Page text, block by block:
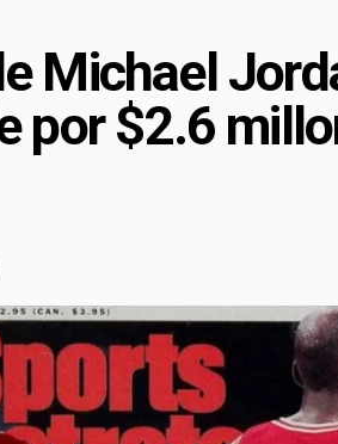
Michael
por $2.6